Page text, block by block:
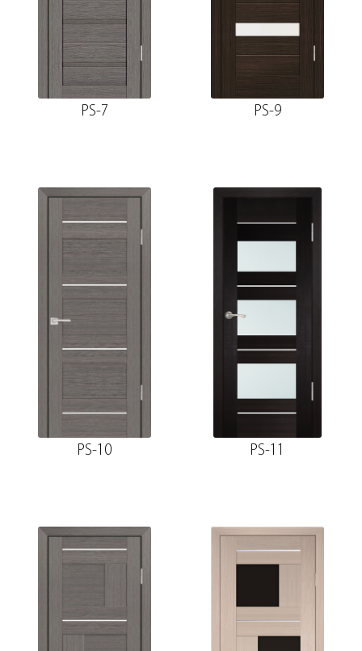
PS-7 PS-9
PS-10 PS-11